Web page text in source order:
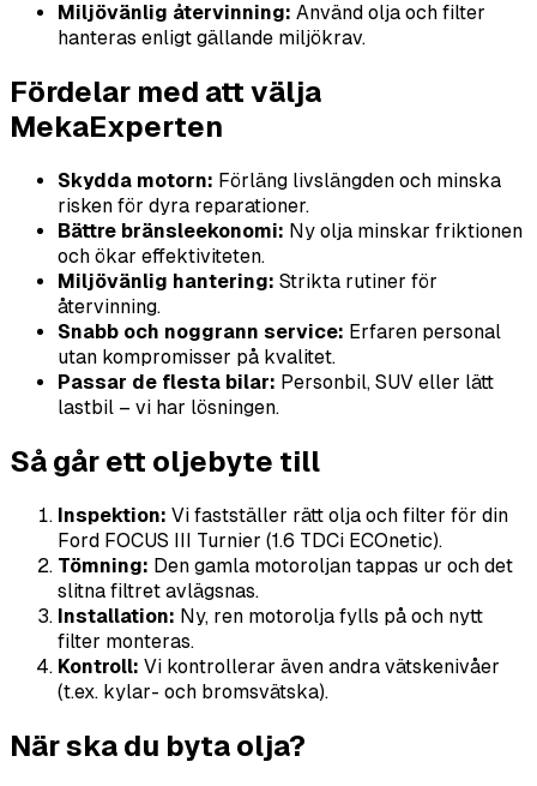
Miljövänlig återvinning: Använd olja och filter
hanteras enligt gällande miljökrav.
Fördelar med att välja
MekaExperten
Skydda motorn: Förläng livslängden och minska
risken för dyra reparationer.
Bättre bränsleekonomi: Ny olja minskar friktionen
och ökar effektiviteten.
Miljövänlig hantering: Strikta rutiner för
återvinning.
Snabb och noggrann service: Erfaren personal
utan kompromisser på kvalitet.
Passar de flesta bilar: Personbil, SUV eller lätt
lastbil – vi har lösningen.
Så går ett oljebyte till
Inspektion: Vi fastställer rätt olja och filter för din
Ford FOCUS III Turnier (1.6 TDCi ECOnetic).
Tömning: Den gamla motoroljan tappas ur och det
slitna filtret avlägsnas.
Installation: Ny, ren motorolja fylls på och nytt
filter monteras.
Kontroll: Vi kontrollerar även andra vätskenivåer
(t.ex. kylar- och bromsvätska).
När ska du byta olja?